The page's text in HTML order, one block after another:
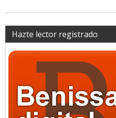
Hazte lector registrado